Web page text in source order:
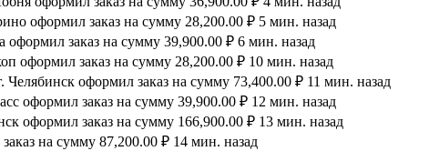
оформил заказ на сумму 28,200.00 ₽ 5 мин. назад
заказ на сумму 39,900.00 ₽ 6 мин. назад
оформил заказ на сумму 28,200.00 ₽ 10 мин. назад
оформил заказ на сумму 73,400.00 ₽ 11 мин. назад
оформил заказ на сумму 39,900.00 ₽ 12 мин. назад
оформил заказ на сумму 166,900.00 ₽ 13 мин. назад
на сумму 87,200.00 ₽ 14 мин. назад